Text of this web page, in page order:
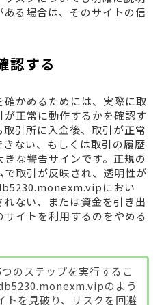
る場合は、そのサイトの信
認する
かめるためには、実際に取
正常に動作するかを確認す
引所に入金後、取引が正常
ない、もしくは取引の履歴
な警告サインです。正規の
取引が反映され、透明性が
におい
ない、または資金を引き出
イトを利用するのをやめる
のステップを実行するこ
のよう
トを見破り、リスクを回避